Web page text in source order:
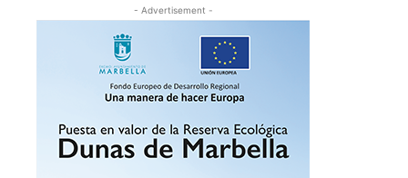
- Advertisement -